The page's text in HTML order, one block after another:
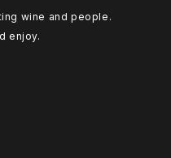
wine and people.
enjoy.